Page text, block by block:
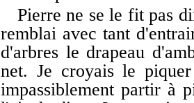
Pierre ne se le fit pas
remblai avec tant
d'arbres le drapeau
net. Je croyais le
impassiblement partir à